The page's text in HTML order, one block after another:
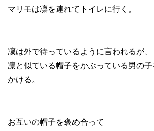
マリモは凜を連れてトイレに行く。
凜は外で待っているように言われるが、
凛と似ている帽子をかぶっている男の
かける。
お互いの帽子を褒め合って